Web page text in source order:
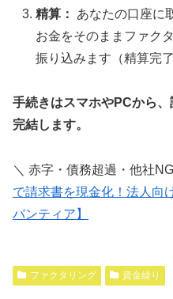
精算：
あなたの口座に
お金をそのままファク
振り込みます（精算完了
手続きはスマホやPCから
完結します。
＼ 赤字・債務超過・他社
で請求書を現金化！法人向
バンティア】
ファクタリング 資金繰り